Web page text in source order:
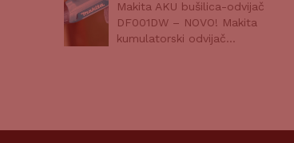
Makita AKU bušilica-odvijač
DF001DW – NOVO! Makita
kumulatorski odvijač…